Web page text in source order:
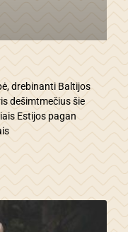
drebinanti Baltijos
dešimtmečius šie
Estijos pagan